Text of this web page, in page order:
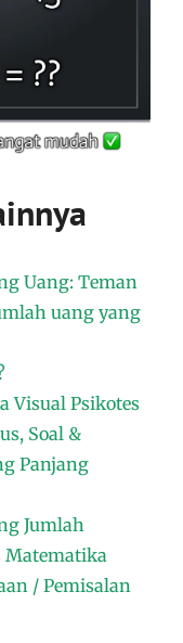
Uang: Teman
uang yang
Visual Psikotes
Soal &
Panjang
Jumlah
Matematika
/ Pemisalan